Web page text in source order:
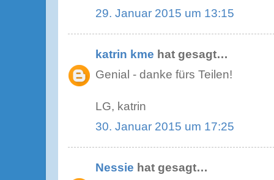
29. Januar 2015 um 13:15
katrin kme hat gesagt…
Genial - danke fürs Teilen!
LG, katrin
30. Januar 2015 um 17:25
Nessie hat gesagt…